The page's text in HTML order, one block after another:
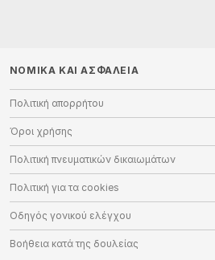
ΝΟΜΙΚΑ ΚΑΙ ΑΣΦΑΛΕΙΑ
Πολιτική απορρήτου
Όροι χρήσης
Πολιτική πνευματικών δικαιωμάτων
Πολιτική για τα cookies
Οδηγός γονικού ελέγχου
Βοήθεια κατά της δουλείας